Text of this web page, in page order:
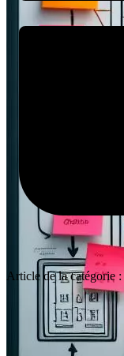
Article de la catégorie :